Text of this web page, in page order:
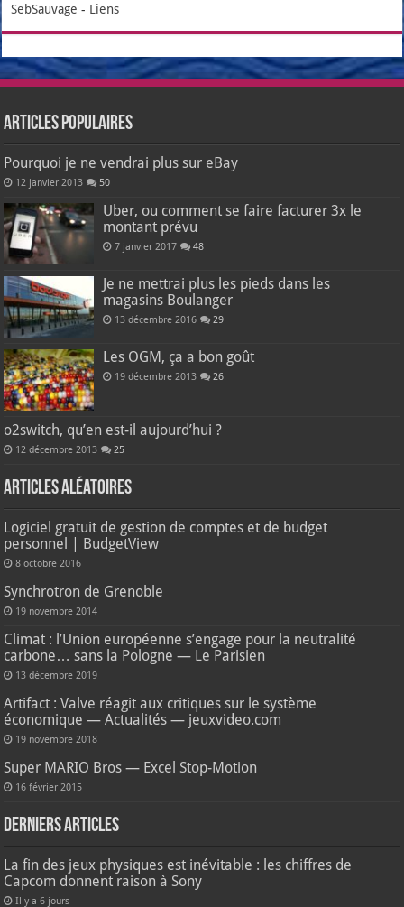
SebSauvage - Liens
Articles populaires
Pourquoi je ne vendrai plus sur eBay
12 janvier 2013 50
Uber, ou comment se faire facturer 3x le
montant prévu
7 janvier 2017 48
Je ne mettrai plus les pieds dans les
magasins Boulanger
13 décembre 2016 29
Les OGM, ça a bon goût
19 décembre 2013 26
o2switch, qu’en est-il aujourd’hui ?
12 décembre 2013 25
Articles aléatoires
Logiciel gratuit de gestion de comptes et de budget
personnel | BudgetView
8 octobre 2016
Synchrotron de Grenoble
19 novembre 2014
Climat : l’Union européenne s’engage pour la neutralité
carbone… sans la Pologne — Le Parisien
13 décembre 2019
Artifact : Valve réagit aux critiques sur le système
économique — Actualités — jeuxvideo.com
19 novembre 2018
Super MARIO Bros — Excel Stop-Motion
16 février 2015
Derniers articles
La fin des jeux physiques est inévitable : les chiffres de
Capcom donnent raison à Sony
Il y a 6 jours